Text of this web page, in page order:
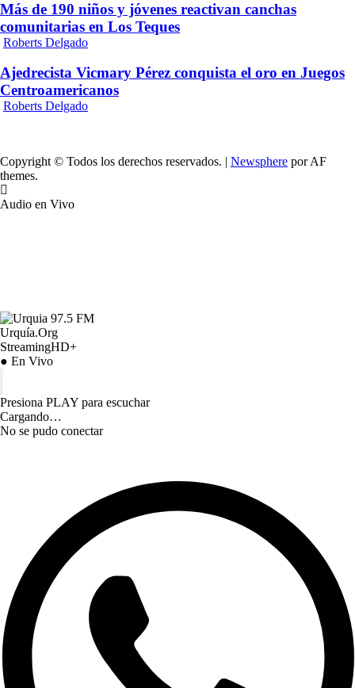
Más de 190 niños y jóvenes reactivan canchas
comunitarias en Los Teques
Roberts Delgado
Ajedrecista Vicmary Pérez conquista el oro en Juegos
Centroamericanos
Roberts Delgado
Copyright © Todos los derechos reservados. | Newsphere por AF
themes.
Audio en Vivo
Urquía.Org
StreamingHD+
● En Vivo
Presiona PLAY para escuchar
Cargando…
No se pudo conectar